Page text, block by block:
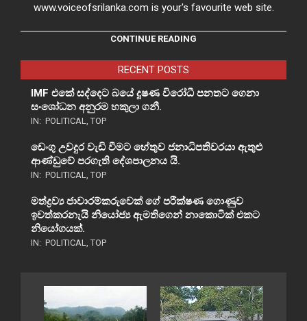
www.voiceofsrilanka.com is your's favourite web site.
CONTINUE READING
RECENT POSTS
IMF එකේ සද්දෙට බයේ දූෂණ විරෝධී පනතට ගෙනා
සංශෝධන අනුරම හකුලා ගනී.
IN: POLITICAL, TOP
ඩෙංගු උවදුර වැඩි වීමට හේතුව ජනාධිපතිවරයා ඇතුළු
ආණ්ඩුවේ පරගැති දේශපාලනය යි.
IN: POLITICAL, TOP
මත්ද්‍රව්‍ය ජාවාරම්කරුවෙක් ගේ පරීක්ෂණ ගොණුව
ඉවත්කරනැයි නියෝජ්‍ය ඇමතිගෙන් නාකොටික් එකට
නියෝගයක්.
IN: POLITICAL, TOP